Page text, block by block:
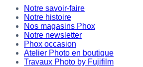
Notre savoir-faire
Notre histoire
Nos magasins Phox
Notre newsletter
Phox occasion
Atelier Photo en boutique
Travaux Photo by Fujifilm